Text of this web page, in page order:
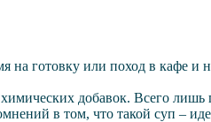
готовку или поход в кафе и
добавок. Всего лишь
в том, что такой суп –